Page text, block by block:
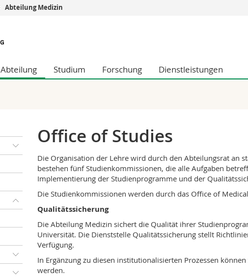
Wirtschafts- und Sozialwissenschaftliche Fak.
Philosophische Fak.
Medien
Abteilung Medizin
Abteilung Studium Forschung Dienstleistungen
Office of Studies
Die Organisation der Lehre wird durch den Abteilungsrat an
bestehen fünf Studienkommissionen, die alle Aufgaben
Implementierung der Studienprogramme und der
Die Studienkommissionen werden durch das Office of
Qualitätssicherung
Die Abteilung Medizin sichert die Qualität ihrer
Universität. Die Dienststelle Qualitätssicherung stellt
Verfügung.
In Ergänzung zu diesen institutionalisierten Prozessen
werden.